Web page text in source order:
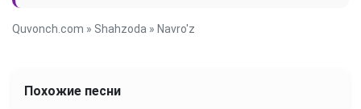
Quvonch.com » Shahzoda » Navro'z
Похожие песни